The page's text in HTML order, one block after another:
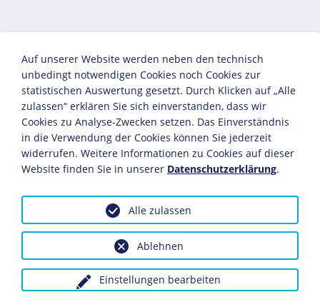
Auf unserer Website werden neben den technisch
unbedingt notwendigen Cookies noch Cookies zur
statistischen Auswertung gesetzt. Durch Klicken auf „Alle
zulassen“ erklären Sie sich einverstanden, dass wir
Cookies zu Analyse-Zwecken setzen. Das Einverständnis
in die Verwendung der Cookies können Sie jederzeit
widerrufen. Weitere Informationen zu Cookies auf dieser
Website finden Sie in unserer Datenschutzerklärung.
Einstellungen bearbeiten
Ablehnen
Alle zulassen